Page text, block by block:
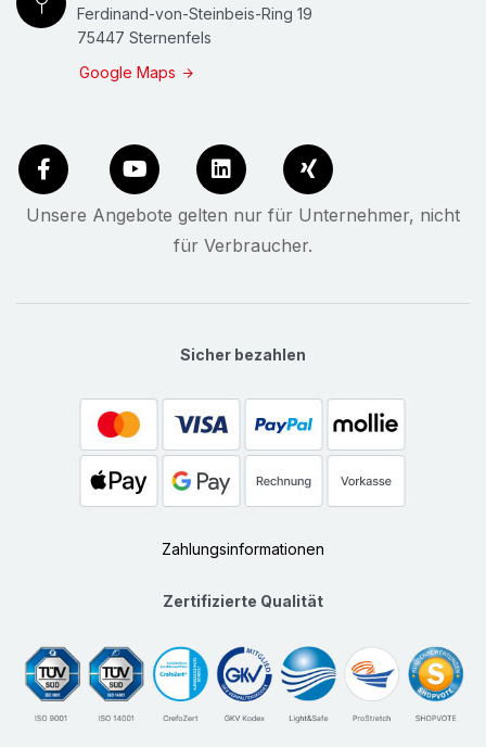
Ferdinand-von-Steinbeis-Ring 19
75447 Sternenfels
Google Maps
Unsere Angebote gelten nur für Unternehmer, nicht
für Verbraucher.
Sicher bezahlen
Zahlungsinformationen
Zertifizierte Qualität